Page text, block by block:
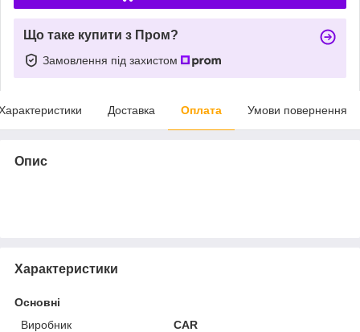
Що таке купити з Пром?
Замовлення під захистом
Доставка Оплата Умови повернення
Опис
Характеристики
Основні
Виробник
CAR